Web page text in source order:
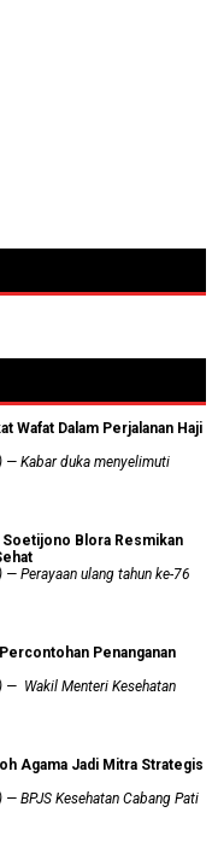
Wafat Dalam Perjalanan Haji
— Kabar duka menyelimuti
Soetijono Blora Resmikan
Perayaan ulang tahun ke-76
Penanganan
— Wakil Menteri Kesehatan
Agama Jadi Mitra Strategis
BPJS Kesehatan Cabang Pati